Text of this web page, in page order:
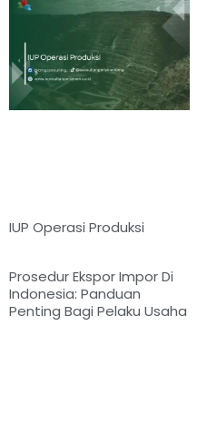
IUP Operasi Produksi
Prosedur Ekspor Impor Di
Indonesia: Panduan
Penting Bagi Pelaku Usaha